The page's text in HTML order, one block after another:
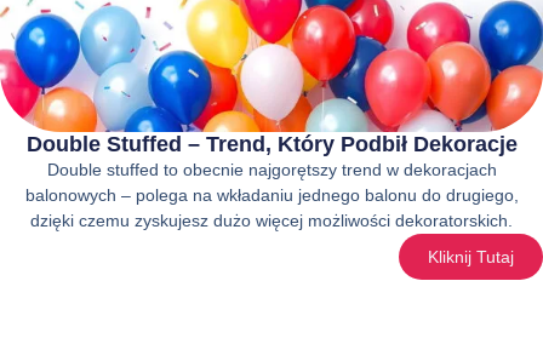
Double Stuffed – Trend, Który Podbił Dekoracje
Double stuffed to obecnie najgorętszy trend w dekoracjach
balonowych – polega na wkładaniu jednego balonu do drugiego,
dzięki czemu zyskujesz dużo więcej możliwości dekoratorskich.
Kliknij Tutaj